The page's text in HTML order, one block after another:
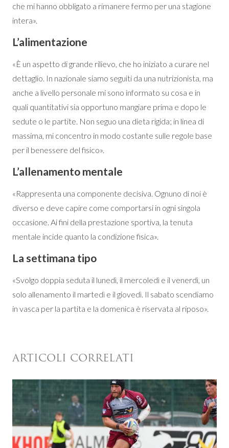
che mi hanno obbligato a rimanere fermo per una stagione
intera».
L’alimentazione
«È un aspetto di grande rilievo, che ho iniziato a curare nel
dettaglio. In nazionale siamo seguiti da una nutrizionista, ma
anche a livello personale mi sono informato su cosa e in
quali quantitativi sia opportuno mangiare prima e dopo le
sedute o le partite. Non seguo una dieta rigida; in linea di
massima, mi concentro in modo costante sulle regole base
per il benessere del fisico».
L’allenamento mentale
«Rappresenta una componente decisiva. Ognuno di noi è
diverso e deve capire come comportarsi in ogni singola
occasione. Ai fini della prestazione sportiva, la tenuta
mentale incide quanto la condizione fisica».
La settimana tipo
«Svolgo doppia seduta il lunedì, il mercoledì e il venerdì, un
solo allenamento il martedì e il giovedì. Il sabato scendiamo
in vasca per la partita e la domenica è riservata al riposo».
ARTICOLI CORRELATI